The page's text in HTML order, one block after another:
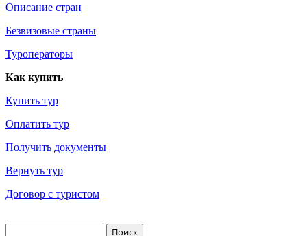
Описание стран
Безвизовые страны
Туроператоры
Как купить
Купить тур
Оплатить тур
Получить документы
Вернуть тур
Договор с туристом